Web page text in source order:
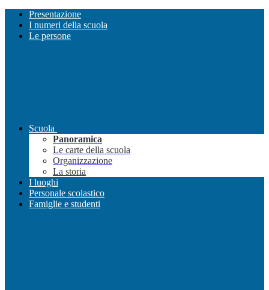
Presentazione
I numeri della scuola
Le persone
Scuola
Panoramica
Le carte della scuola
Organizzazione
La storia
I luoghi
Personale scolastico
Famiglie e studenti